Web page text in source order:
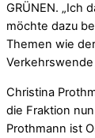
GRÜNEN. „Ich
möchte dazu
Themen wie
Christina
die Fraktion
Prothmann ist